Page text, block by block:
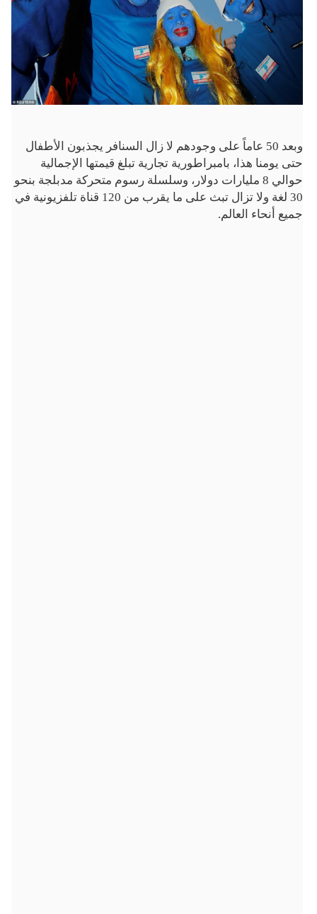
وبعد 50 عاماً على وجودهم لا زال السنافر يجذبون الأطفال
حتى يومنا هذا، بامبراطورية تجارية تبلغ قيمتها الإجمالية
حوالي 8 مليارات دولار، وسلسلة رسوم متحركة مدبلجة بنحو
30 لغة ولا تزال تبث على ما يقرب من 120 قناة تلفزيونية في
جميع أنحاء العالم.